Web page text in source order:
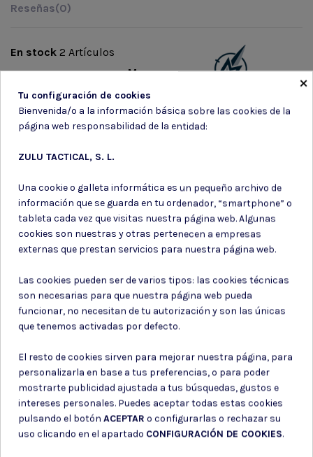
Reseñas(0)
Marca
En stock 2 Artículos
Suscríbete a nuestro boletín
información de contacto en el aviso legal.
Consiento el uso de mis datos para los fines indicados en la
Política de privacidad
Consiento el uso de mis datos personales para recibir publicidad
de su entidad.
×
Tu configuración de cookies
Bienvenida/o a la información básica sobre las cookies de la
página web responsabilidad de la entidad:
ZULU TACTICAL, S. L.
Una cookie o galleta informática es un pequeño archivo de
información que se guarda en tu ordenador, “smartphone” o
tableta cada vez que visitas nuestra página web. Algunas
cookies son nuestras y otras pertenecen a empresas
externas que prestan servicios para nuestra página web.
Las cookies pueden ser de varios tipos: las cookies técnicas
son necesarias para que nuestra página web pueda
funcionar, no necesitan de tu autorización y son las únicas
que tenemos activadas por defecto.
El resto de cookies sirven para mejorar nuestra página, para
personalizarla en base a tus preferencias, o para poder
mostrarte publicidad ajustada a tus búsquedas, gustos e
intereses personales. Puedes aceptar todas estas cookies
pulsando el botón ACEPTAR o configurarlas o rechazar su
uso clicando en el apartado CONFIGURACIÓN DE COOKIES.